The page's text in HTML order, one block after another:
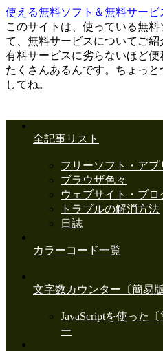
使える無料ソフト＆無料サービ
このサイトは、使っている無
て、無料サービスについてご
有料サービスに劣らないほど
たくさんあるんです。ちょっ
してね。
全記事リスト
フリーソフト・アプ
ブラウザ色々
ウェブサイト・ブロ
トラブルの解消方法
日誌
カラーコード一覧
文字数カウンター〔簡易
JavaScriptを使った
ー